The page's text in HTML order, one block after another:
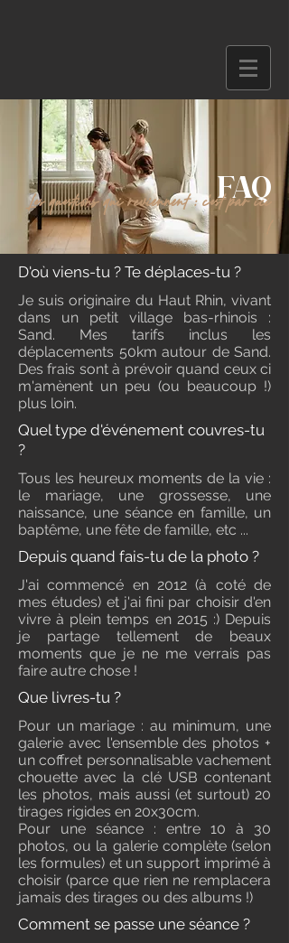
FAQ
Les questions qui reviennent : c'est par ici
D'où viens-tu ? Te déplaces-tu ?
Je suis originaire du Haut Rhin, vivant
dans un petit village bas-rhinois :
Sand. Mes tarifs inclus les
déplacements 50km autour de Sand.
Des frais sont à prévoir quand ceux ci
m'amènent un peu (ou beaucoup !)
plus loin.
Quel type d'événement couvres-tu
?
Tous les heureux moments de la vie :
le mariage, une grossesse, une
naissance, une séance en famille, un
baptême, une fête de famille, etc ...
Depuis quand fais-tu de la photo ?
J'ai commencé en 2012 (à coté de
mes études) et j'ai fini par choisir d'en
vivre à plein temps en 2015 :) Depuis
je partage tellement de beaux
moments que je ne me verrais pas
faire autre chose !
Que livres-tu ?
Pour un mariage : au minimum, une
galerie avec l'ensemble des photos +
un coffret personnalisable vachement
chouette avec la clé USB contenant
les photos, mais aussi (et surtout) 20
tirages rigides en 20x30cm.
Pour une séance : entre 10 à 30
photos, ou la galerie complète (selon
les formules) et un support imprimé à
choisir (parce que rien ne remplacera
jamais des tirages ou des albums !)
Comment se passe une séance ?